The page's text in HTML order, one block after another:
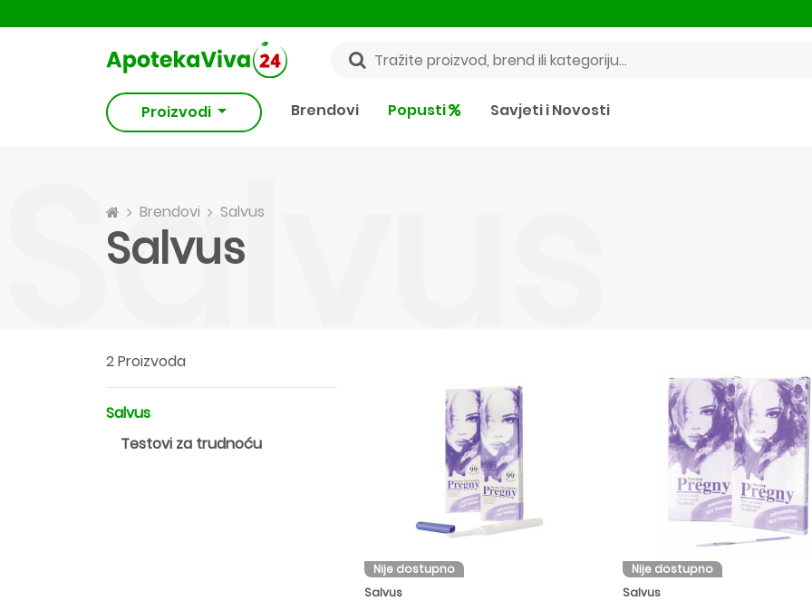
Proizvodi Brendovi Popusti Savjeti i Novosti
Brendovi Salvus
Salvus
Salvus
2 Proizvoda
Salvus
Testovi za trudnoću
Nije dostupno
Salvus
Nije dostupno
Salvus